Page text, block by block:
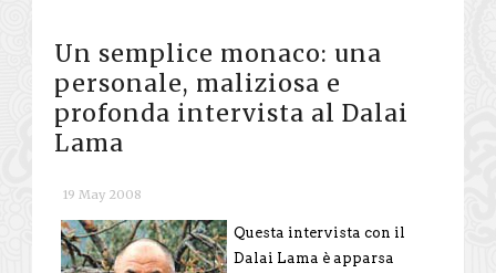
Un semplice monaco: una
personale, maliziosa e
profonda intervista al Dalai
Lama
19 May 2008
Questa intervista con il
Dalai Lama è apparsa